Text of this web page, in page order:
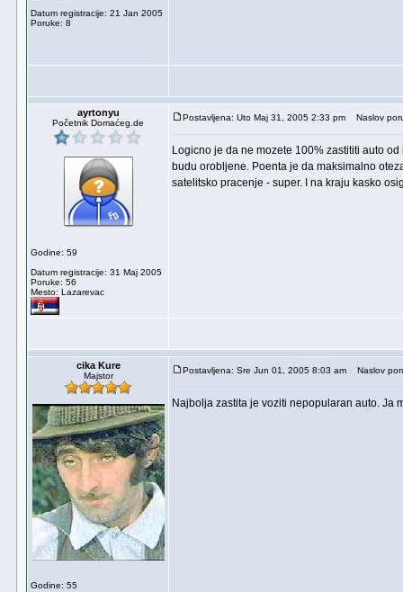
Datum registracije: 21 Jan 2005
Poruke: 8
ayrtonyu
Početnik Domaćeg.de
Godine: 59
Datum registracije: 31 Maj 2005
Poruke: 56
Mesto: Lazarevac
Postavljena: Uto Maj 31, 2005 2:33 pm Naslov
Logicno je da ne mozete 100% zastititi auto
budu orobljene. Poenta je da maksimalno
satelitsko pracenje - super. I na kraju kasko
cika Kure
Majstor
Godine: 55
Postavljena: Sre Jun 01, 2005 8:03 am Naslov
Najbolja zastita je voziti nepopularan auto. Ja